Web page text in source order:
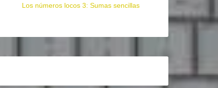
Los números locos 3: Sumas sencillas